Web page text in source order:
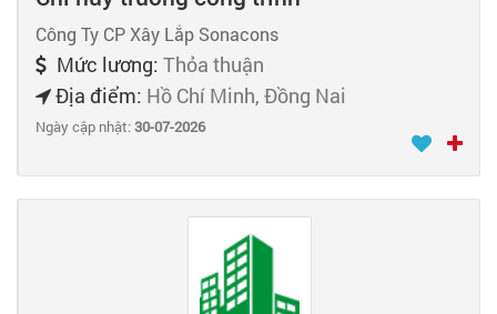
Công Ty CP Xây Lắp Sonacons
Mức lương: Thỏa thuận
Địa điểm: Hồ Chí Minh, Đồng Nai
Ngày cập nhật:30-07-2026